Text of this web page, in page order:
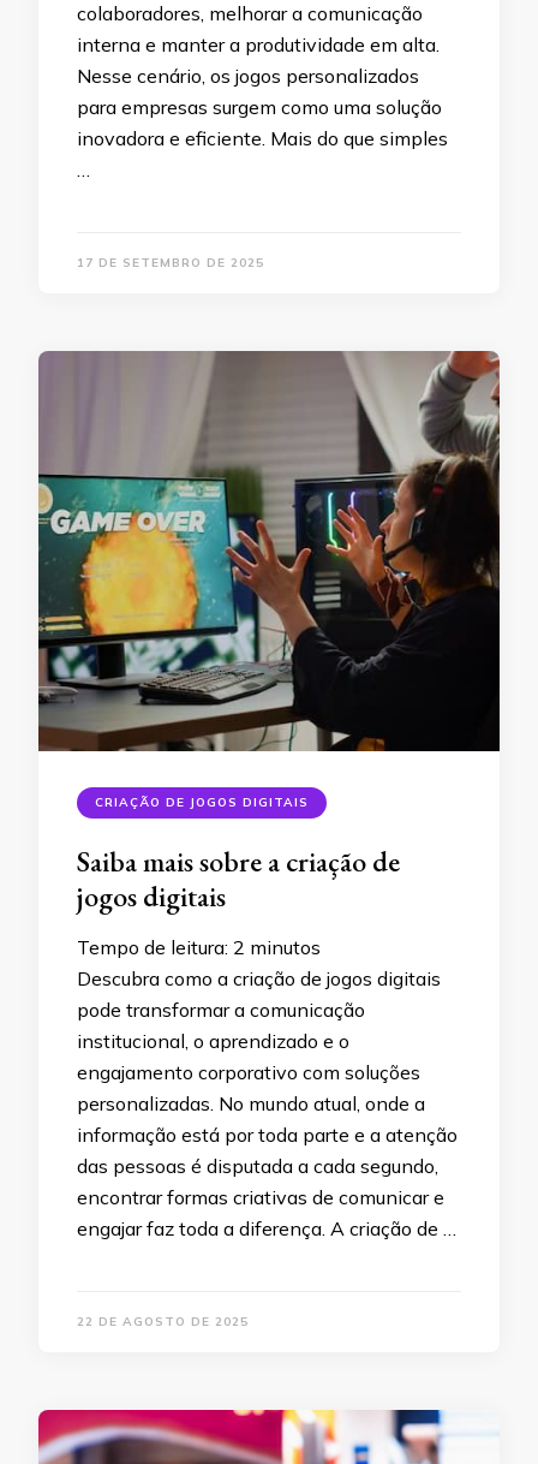
colaboradores, melhorar a comunicação
interna e manter a produtividade em alta.
Nesse cenário, os jogos personalizados
para empresas surgem como uma solução
inovadora e eficiente. Mais do que simples
…
17 DE SETEMBRO DE 2025
CRIAÇÃO DE JOGOS DIGITAIS
Saiba mais sobre a criação de
jogos digitais
Tempo de leitura: 2 minutos
Descubra como a criação de jogos digitais
pode transformar a comunicação
institucional, o aprendizado e o
engajamento corporativo com soluções
personalizadas. No mundo atual, onde a
informação está por toda parte e a atenção
das pessoas é disputada a cada segundo,
encontrar formas criativas de comunicar e
engajar faz toda a diferença. A criação de …
22 DE AGOSTO DE 2025